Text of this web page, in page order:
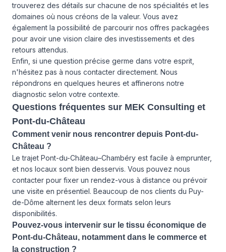
trouverez des détails sur chacune de nos spécialités et les
domaines où nous créons de la valeur. Vous avez
également la possibilité de parcourir nos offres packagées
pour avoir une vision claire des investissements et des
retours attendus.
Enfin, si une question précise germe dans votre esprit,
n'hésitez pas à nous contacter directement. Nous
répondrons en quelques heures et affinerons notre
diagnostic selon votre contexte.
Questions fréquentes sur MEK Consulting et
Pont-du-Château
Comment venir nous rencontrer depuis Pont-du-
Château ?
Le trajet Pont-du-Château–Chambéry est facile à emprunter,
et nos locaux sont bien desservis. Vous pouvez nous
contacter pour fixer un rendez-vous à distance ou prévoir
une visite en présentiel. Beaucoup de nos clients du Puy-
de-Dôme alternent les deux formats selon leurs
disponibilités.
Pouvez-vous intervenir sur le tissu économique de
Pont-du-Château, notamment dans le commerce et
la construction ?